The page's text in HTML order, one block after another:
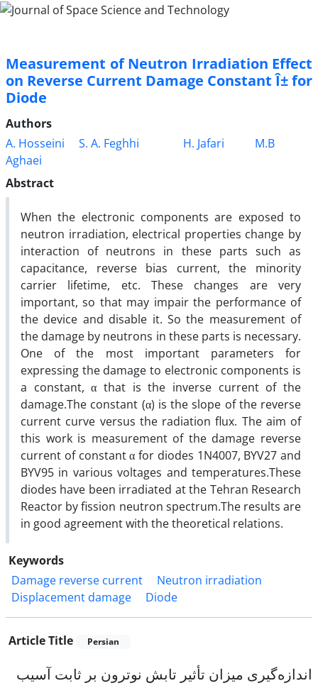
Measurement of Neutron Irradiation Effect
on Reverse Current Damage Constant Î± for
Diode
Authors
A. Hosseini
S. A. Feghhi H. Jafari
M.B
Aghaei
Abstract
When the electronic components are exposed to
neutron irradiation, electrical properties change by
interaction of neutrons in these parts such as
capacitance, reverse bias current, the minority
carrier lifetime, etc. These changes are very
important, so that may impair the performance of
the device and disable it. So the measurement of
the damage by neutrons in these parts is necessary.
One of the most important parameters for
expressing the damage to electronic components is
a constant, α that is the inverse current of the
damage.The constant (α) is the slope of the reverse
current curve versus the radiation flux. The aim of
this work is measurement of the damage reverse
current of constant α for diodes 1N4007, BYV27 and
BYV95 in various voltages and temperatures.These
diodes have been irradiated at the Tehran Research
Reactor by fission neutron spectrum.The results are
in good agreement with the theoretical relations.
Keywords
Damage reverse current
Neutron irradiation
Displacement damage
Diode
Article Title Persian
اندازه‌گیری میزان تأثیر تابش نوترون بر ثابت آسیب